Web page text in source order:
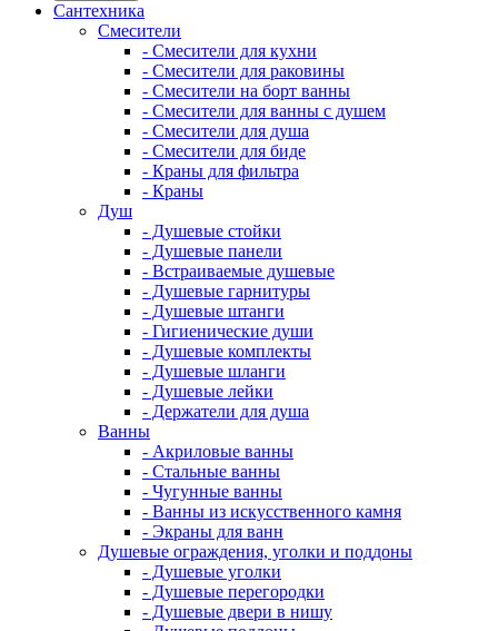
Сантехника
Смесители
- Смесители для кухни
- Смесители для раковины
- Смесители на борт ванны
- Смесители для ванны с душем
- Смесители для душа
- Смесители для биде
- Краны для фильтра
- Краны
Душ
- Душевые стойки
- Душевые панели
- Встраиваемые душевые
- Душевые гарнитуры
- Душевые штанги
- Гигиенические души
- Душевые комплекты
- Душевые шланги
- Душевые лейки
- Держатели для душа
Ванны
- Акриловые ванны
- Стальные ванны
- Чугунные ванны
- Ванны из искусственного камня
- Экраны для ванн
Душевые ограждения, уголки и поддоны
- Душевые уголки
- Душевые перегородки
- Душевые двери в нишу